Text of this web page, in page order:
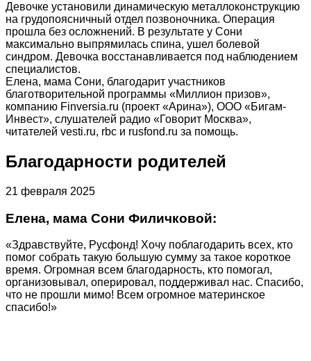
Девочке установили динамическую металлоконструкцию
на грудопоясничный отдел позвоночника. Операция
прошла без осложнений. В результате у Сони
максимально выпрямилась спина, ушел болевой
синдром. Девочка восстанавливается под наблюдением
специалистов.
Елена, мама Сони, благодарит участников
благотворительной программы «Миллион призов»,
компанию Finversia.ru (проект «Арина»), ООО «Бигам-
Инвест», слушателей радио «Говорит Москва»,
читателей vesti.ru, rbc и rusfond.ru за помощь.
Благодарности родителей
21 февраля 2025
Елена, мама Сони Филичковой:
«Здравствуйте, Русфонд! Хочу поблагодарить всех, кто
помог собрать такую большую сумму за такое короткое
время. Огромная всем благодарность, кто помогал,
организовывал, оперировал, поддерживал нас. Спасибо,
что не прошли мимо! Всем огромное материнское
спасибо!»